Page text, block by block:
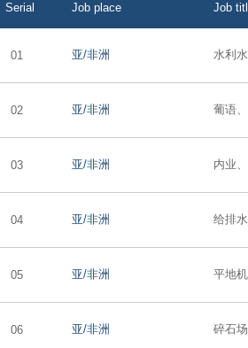
Serial Job place Job
01 亚/非洲 水利
02 亚/非洲 葡语
03 亚/非洲 内业
04 亚/非洲 给排
05 亚/非洲 平地
06 亚/非洲 碎石